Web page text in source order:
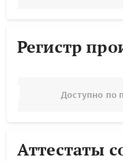
Регистр
Доступно по
Аттестаты